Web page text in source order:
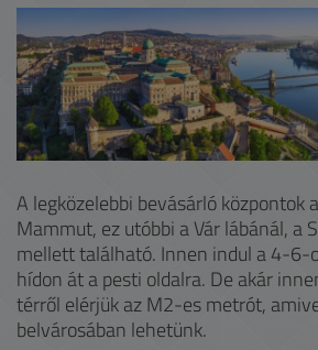
A legközelebbi bevásárló központok
Mammut, ez utóbbi a Vár lábánál, a
mellett található. Innen indul a 4-6-
hídon át a pesti oldalra. De akár
térről elérjük az M2-es metrót,
belvárosában lehetünk.